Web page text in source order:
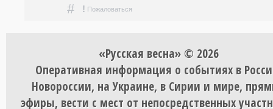
# ! Пожаловаться
«Русская весна» © 2026
Оперативная информация о событиях в
Новороссии, на Украине, в Сирии и мире,
эфиры, вести с мест от непосредственных